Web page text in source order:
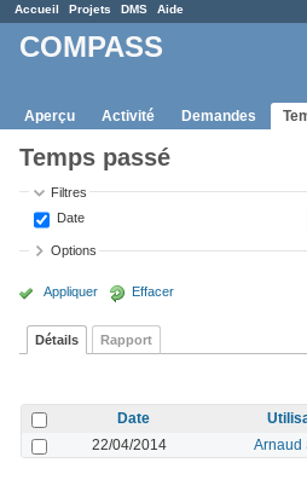
Accueil Projets DMS Aide
COMPASS
Aperçu Activité Demandes
Temps passé
Filtres
Date
Options
Appliquer Effacer
Détails Rapport
Date
22/04/2014
Arnaud